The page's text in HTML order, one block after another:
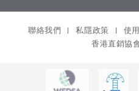
物流政策； 退貨退款政策、
管理我的帳戶
聯絡我們 私隱政策 使
香港直銷協